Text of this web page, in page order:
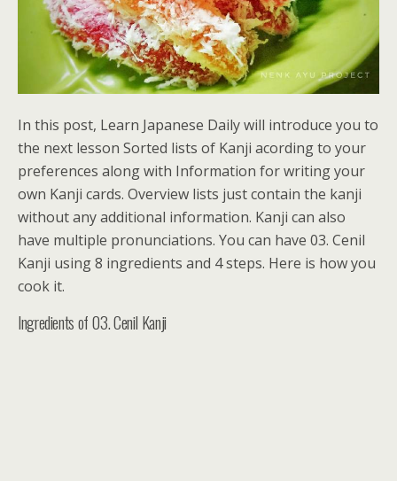
In this post, Learn Japanese Daily will introduce you to
the next lesson Sorted lists of Kanji acording to your
preferences along with Information for writing your
own Kanji cards. Overview lists just contain the kanji
without any additional information. Kanji can also
have multiple pronunciations. You can have 03. Cenil
Kanji using 8 ingredients and 4 steps. Here is how you
cook it.
Ingredients of 03. Cenil Kanji